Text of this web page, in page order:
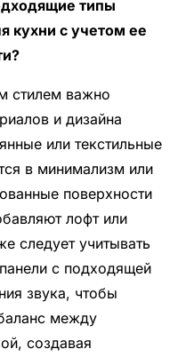
типы
кухни с учетом ее
стилем важно
и дизайна
или текстильные
в минимализм или
поверхности
лофт или
следует учитывать
с подходящей
звука, чтобы
между
создавая